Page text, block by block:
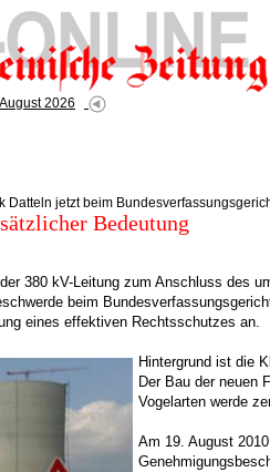
2026
Datteln jetzt beim
Bedeutung
380 kV-Leitung zum Anschluss des
beim
eines effektiven Rechtsschutzes an.
Hintergrund ist die
Der Bau der neuen
Vogelarten werde
Am 19. August